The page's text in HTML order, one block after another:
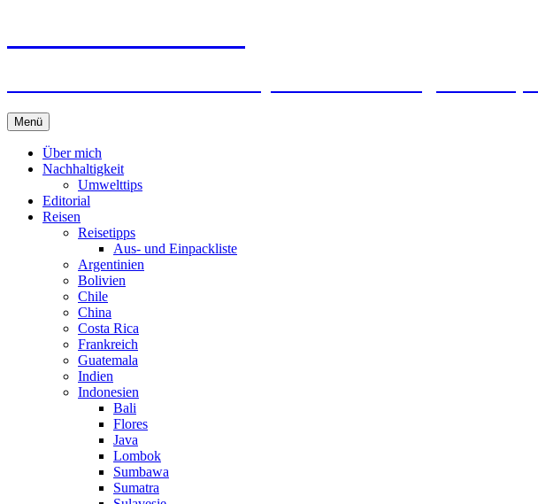
Menü Springe
zum
Inhalt
Über mich
Nachhaltigkeit
Umwelttips
Editorial
Reisen
Reisetipps
Aus- und Einpackliste
Argentinien
Bolivien
Chile
China
Costa Rica
Frankreich
Guatemala
Indien
Indonesien
Bali
Flores
Java
Lombok
Sumbawa
Sumatra